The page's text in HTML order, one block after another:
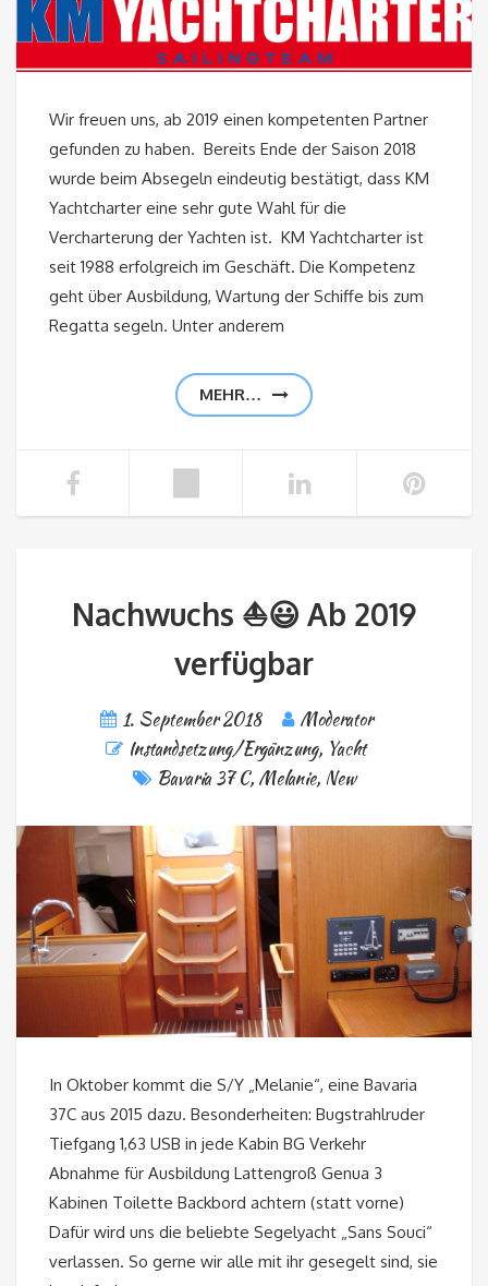
Wir freuen uns, ab 2019 einen kompetenten Partner
gefunden zu haben. Bereits Ende der Saison 2018
wurde beim Absegeln eindeutig bestätigt, dass KM
Yachtcharter eine sehr gute Wahl für die
Vercharterung der Yachten ist. KM Yachtcharter ist
seit 1988 erfolgreich im Geschäft. Die Kompetenz
geht über Ausbildung, Wartung der Schiffe bis zum
Regatta segeln. Unter anderem
MEHR…
Nachwuchs ⛵️😃 Ab 2019
verfügbar
1. September 2018
Moderator
Instandsetzung/Ergänzung, Yacht
Bavaria 37 C, Melanie, New
In Oktober kommt die S/Y „Melanie“, eine Bavaria
37C aus 2015 dazu. Besonderheiten: Bugstrahlruder
Tiefgang 1,63 USB in jede Kabin BG Verkehr
Abnahme für Ausbildung Lattengroß Genua 3
Kabinen Toilette Backbord achtern (statt vorne)
Dafür wird uns die beliebte Segelyacht „Sans Souci“
verlassen. So gerne wir alle mit ihr gesegelt sind, sie